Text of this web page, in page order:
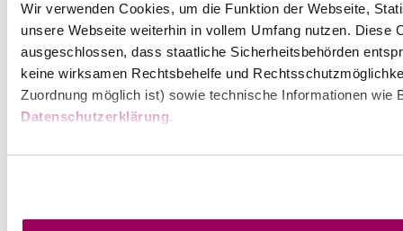
Wir verwenden Cookies, um die Funktion der Webseite,
unsere Webseite weiterhin in vollem Umfang nutzen.
ausgeschlossen, dass staatliche Sicherheitsbehörden
keine wirksamen Rechtsbehelfe und
Zuordnung möglich ist) sowie technische Informationen
Datenschutzerklärung.